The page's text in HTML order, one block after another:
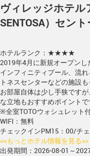
ヴィレッジホテル
SENTOSA） セント
ホテルランク：★★★★
2019年4月に新規オープンし
インフィニティプール、流
トネスセンターなどの施設
お部屋自体は少し手狭です
な立地もおすすめポイントで
※全室TOTOウォシュレット
WIFI：無料
チェックインPM15：00/チ
<<もっとホテル情報を見る>>
出発期間：2026-08-01～